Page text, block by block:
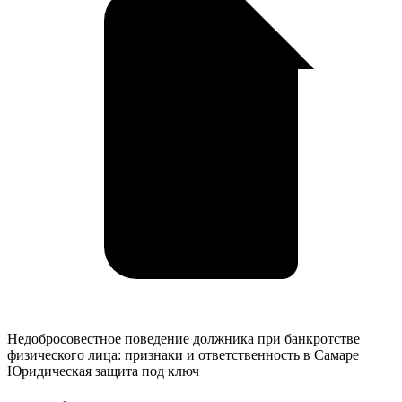
Недобросовестное
поведение
должника
Недобросовестное поведение должника при банкротстве
физического лица: признаки и ответственность в Самаре
Юридическая защита под ключ